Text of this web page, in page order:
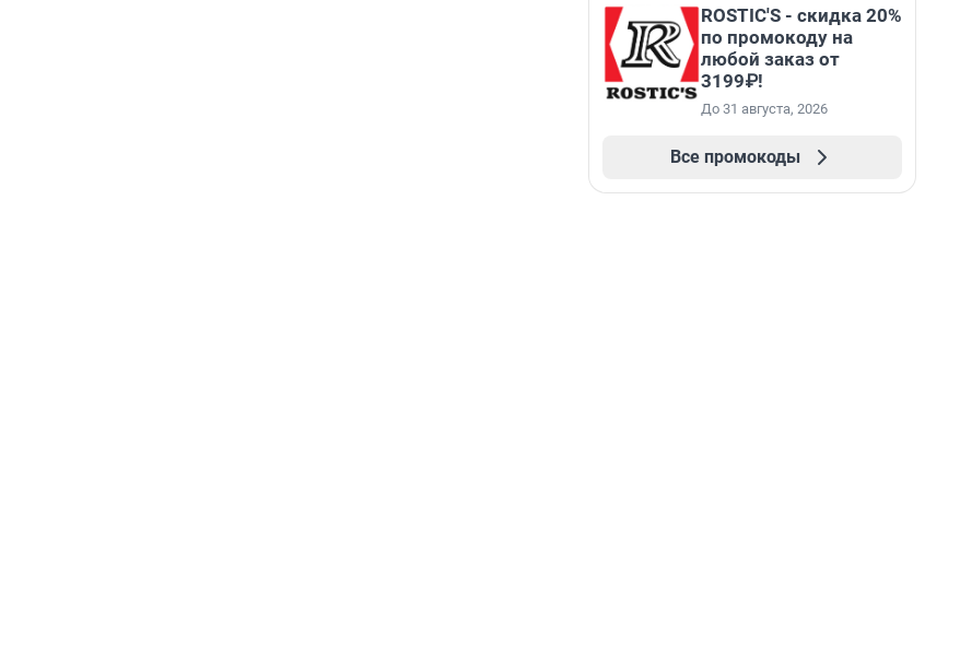
ROSTIC'S - скидка 20%
по промокоду на
любой заказ от
3199₽!
До 31 августа, 2026
Все промокоды